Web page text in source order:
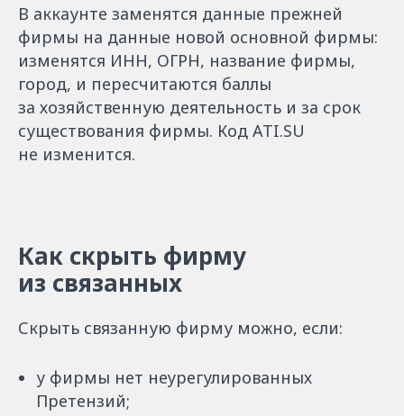
В аккаунте заменятся данные прежней
фирмы на данные новой основной фирмы:
изменятся ИНН, ОГРН, название фирмы,
город, и пересчитаются баллы
за хозяйственную деятельность и за срок
существования фирмы. Код ATI.SU
не изменится.
Как скрыть фирму
из связанных
Скрыть связанную фирму можно, если:
у фирмы нет неурегулированных
Претензий;